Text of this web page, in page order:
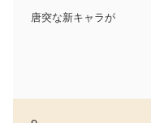
唐突な新キャラが